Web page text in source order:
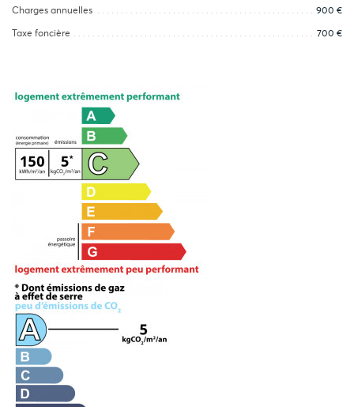
Charges annuelles
900 €
Taxe foncière 700 €